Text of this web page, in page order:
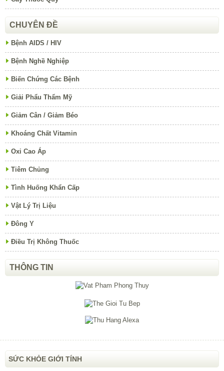
CHUYÊN ĐỀ
Bệnh AIDS / HIV
Bệnh Nghề Nghiệp
Biến Chứng Các Bệnh
Giải Phẩu Thẩm Mỹ
Giảm Cân / Giảm Béo
Khoáng Chất Vitamin
Oxi Cao Áp
Tiêm Chủng
Tình Huống Khẩn Cấp
Vật Lý Trị Liệu
Đông Y
Điều Trị Không Thuốc
THÔNG TIN
SỨC KHỎE GIỚI TÍNH